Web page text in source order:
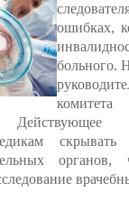
ошибках,
больного.
органов,